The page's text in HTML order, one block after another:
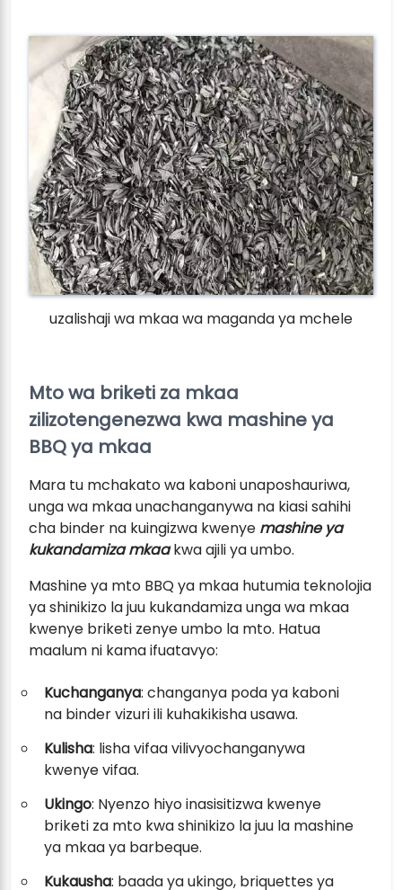
uzalishaji wa mkaa wa maganda ya mchele
Mto wa briketi za mkaa
zilizotengenezwa kwa mashine ya
BBQ ya mkaa
Mara tu mchakato wa kaboni unaposhauriwa,
unga wa mkaa unachanganywa na kiasi sahihi
cha binder na kuingizwa kwenye mashine ya
kukandamiza mkaakwa ajili ya umbo.
Mashine ya mto BBQ ya mkaa hutumia teknolojia
ya shinikizo la juu kukandamiza unga wa mkaa
kwenye briketi zenye umbo la mto. Hatua
maalum ni kama ifuatavyo:
Kuchanganya: changanya poda ya kaboni
na binder vizuri ili kuhakikisha usawa.
Kulisha: lisha vifaa vilivyochanganywa
kwenye vifaa.
Ukingo: Nyenzo hiyo inasisitizwa kwenye
briketi za mto kwa shinikizo la juu la mashine
ya mkaa ya barbeque.
Kukausha: baada ya ukingo, briquettes ya